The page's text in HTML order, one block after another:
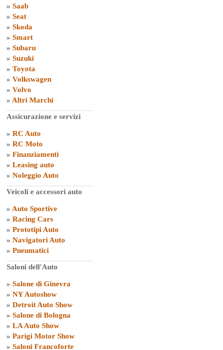
» Saab
» Seat
» Skoda
» Smart
» Subaru
» Suzuki
» Toyota
» Volkswagen
» Volvo
» Altri Marchi
Assicurazione e servizi
» RC Auto
» RC Moto
» Finanziamenti
» Leasing auto
» Noleggio Auto
Veicoli e accessori auto
» Auto Sportive
» Racing Cars
» Prototipi Auto
» Navigatori Auto
» Pneumatici
Saloni dell'Auto
» Salone di Ginevra
» NY Autoshow
» Detroit Auto Show
» Salone di Bologna
» LA Auto Show
» Parigi Motor Show
» Saloni Francoforte